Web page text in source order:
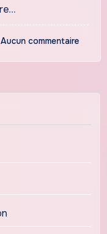
Aucun commentaire